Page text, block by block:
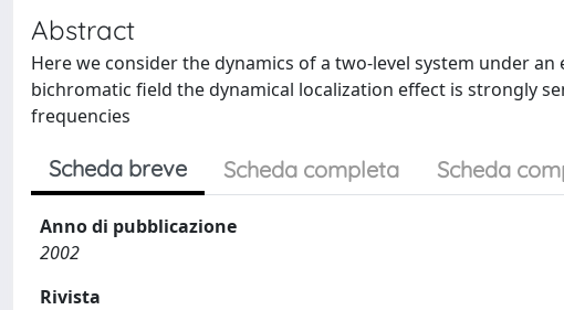
Abstract
Here we consider the dynamics of a two-level system under
bichromatic field the dynamical localization effect is strongly
frequencies
Scheda breve Scheda completa Scheda
Anno di pubblicazione
2002
Rivista